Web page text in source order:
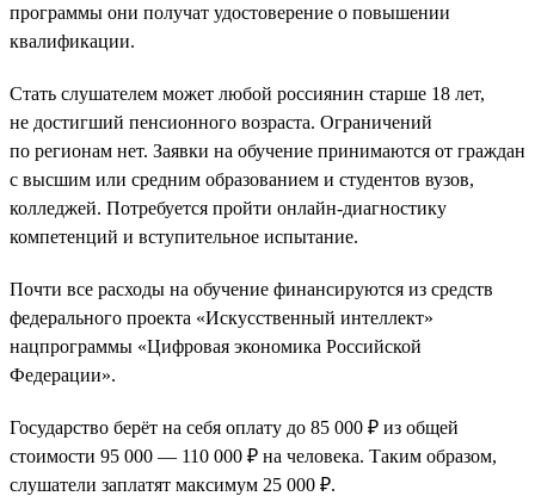
программы они получат удостоверение о повышении
квалификации.
Стать слушателем может любой россиянин старше 18 лет,
не достигший пенсионного возраста. Ограничений
по регионам нет. Заявки на обучение принимаются от граждан
с высшим или средним образованием и студентов вузов,
колледжей. Потребуется пройти онлайн-диагностику
компетенций и вступительное испытание.
Почти все расходы на обучение финансируются из средств
федерального проекта «Искусственный интеллект»
нацпрограммы «Цифровая экономика Российской
Федерации».
Государство берёт на себя оплату до 85 000 ₽ из общей
стоимости 95 000 — 110 000 ₽ на человека. Таким образом,
слушатели заплатят максимум 25 000 ₽.